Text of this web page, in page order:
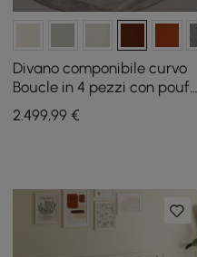
Divano componibile curvo
Boucle in 4 pezzi con pouf
e cuscini
2.499,99 €